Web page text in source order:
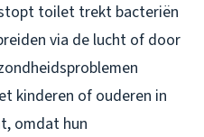
toilet trekt bacteriën
via de lucht of door
kinderen of ouderen in
omdat hun